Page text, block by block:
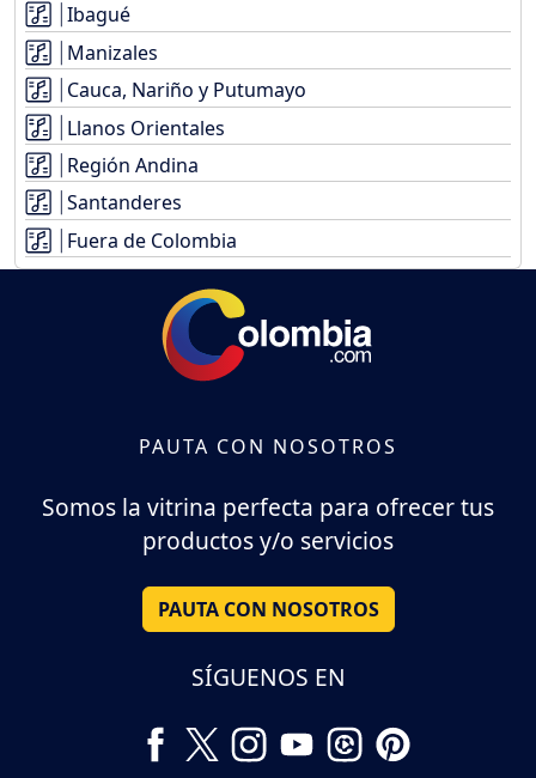
Ibagué
Manizales
Cauca, Nariño y Putumayo
Llanos Orientales
Región Andina
Santanderes
Fuera de Colombia
PAUTA CON NOSOTROS
Somos la vitrina perfecta para ofrecer tus
productos y/o servicios
PAUTA CON NOSOTROS
SÍGUENOS EN